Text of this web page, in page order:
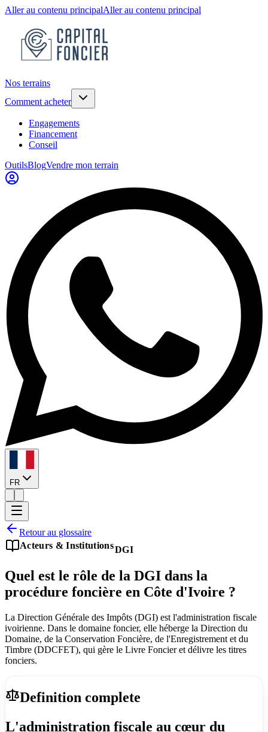
Aller au contenu principalAller au contenu principal
Nos terrains
Comment acheter
Engagements
Financement
Conseil
OutilsBlogVendre mon terrain
FR
Retour au glossaire
Acteurs & InstitutionsDGI
Quel est le rôle de la DGI dans la
procédure foncière en Côte d'Ivoire ?
La Direction Générale des Impôts (DGI) est l'administration fiscale
ivoirienne. Dans le domaine foncier, elle héberge la Direction du
Domaine, de la Conservation Foncière, de l'Enregistrement et du
Timbre (DDCFET), qui gère le Livre Foncier et délivre les titres
fonciers.
Definition complete
L'administration fiscale au cœur du